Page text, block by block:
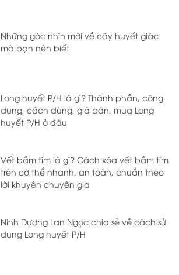
Những góc nhìn mới về cây huyết giác
mà bạn nên biết
Long huyết P/H là gì? Thành phần, công
dụng, cách dùng, giá bán, mua Long
huyết P/H ở đâu
Vết bầm tím là gì? Cách xóa vết bầm tím
trên cơ thể nhanh, an toàn, chuẩn theo
lời khuyên chuyên gia
Ninh Dương Lan Ngọc chia sẻ về cách sử
dụng Long huyết P/H